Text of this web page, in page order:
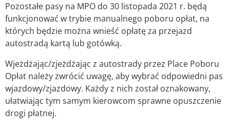
Pozostałe pasy na MPO do 30 listopada 2021 r. będą
funkcjonować w trybie manualnego poboru opłat, na
których będzie można wnieść opłatę za przejazd
autostradą kartą lub gotówką.
Wjeżdżając/zjeżdżając z autostrady przez Place Poboru
Opłat należy zwrócić uwagę, aby wybrać odpowiedni pas
wjazdowy/zjazdowy. Każdy z nich został oznakowany,
ułatwiając tym samym kierowcom sprawne opuszczenie
drogi płatnej.